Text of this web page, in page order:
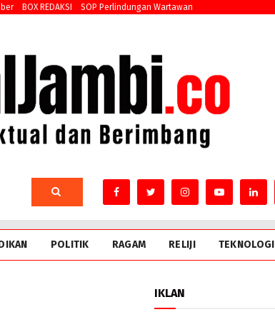
BOX REDAKSI SOP Perlindungan Wartawan
POLITIK RAGAM RELIJI TEKNOLOGI
IKLAN